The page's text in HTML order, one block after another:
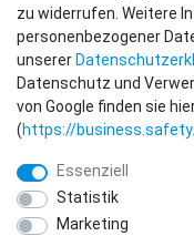
zu widerrufen. Weitere
personenbezogener
unserer
Datenschutz und
von Google finden sie
(https://
Essenziell
Statistik
Marketing